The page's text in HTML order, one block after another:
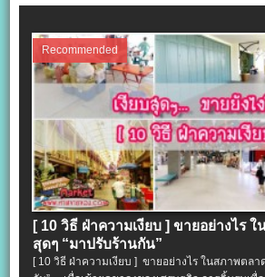
Recommended
[ 10 วิธี ฝ่าความเงียบ ] ขายอย่างไร
สุดๆ “มาปรับร้านกัน”
[ 10 วิธี ฝ่าความเงียบ ] ขายอย่างไร ในสภาพตลา